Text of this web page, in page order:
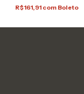
R$161,91 com Boleto